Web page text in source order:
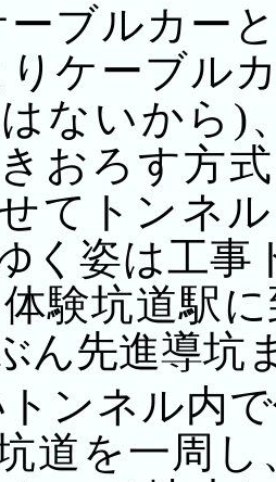
ーブルカー
りケーブル
ないから)
おろす方
てトンネ
く姿は工事
験坑道駅
ん先進導坑
ンネル内
道を一周